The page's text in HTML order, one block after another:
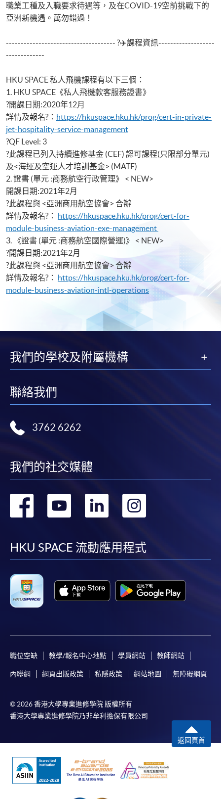
職業工種及入職要求待遇等，及在COVID-19空前挑戰下的
亞洲新機遇。萬勿錯過！
------------------------------------- ?✈️課程資訊-------------------
-------------
HKU SPACE 私人飛機課程有以下三個：
1. HKU SPACE《私人飛機款客服務證書》
?開課日期:2020年12月
詳情及報名?： https://hkuspace.hku.hk/prog/cert-in-private-
jet-hospitality-service-management
?QF Level: 3
?此課程已列入持續進修基金 (CEF) 認可課程(只限部分單元)
及<海運及空運人才培訓基金> (MATF)
2. 證書 (單元 :商務航空行政管理》 < NEW>
開課日期:2021年2月
?此課程與 <亞洲商用航空協會> 合辦
詳情及報名?： https://hkuspace.hku.hk/prog/cert-for-
module-business-aviation-exe-management
3. 《證書 (單元 :商務航空國際營運)》 < NEW>
?開課日期:2021年2月
?此課程與 <亞洲商用航空協會> 合辦
詳情及報名?： https://hkuspace.hku.hk/prog/cert-for-
module-business-aviation-intl-operations
我們的學校及附屬機構
聯絡我們
3762 6262
我們的社交媒體
轉
facebook
轉
youtube
轉
linkedin
轉
HKU SPACE 流動應用程式
職位空缺 教學/報名中心地點 學員網站 教師網站
內聯網 網頁出版政策 私隱政策 網站地圖 無障礙網頁
© 2026 香港大學專業進修學院 版權所有
香港大學專業進修學院乃非牟利擔保有限公司
返回頁首